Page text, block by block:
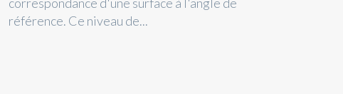
référence. Ce niveau de...